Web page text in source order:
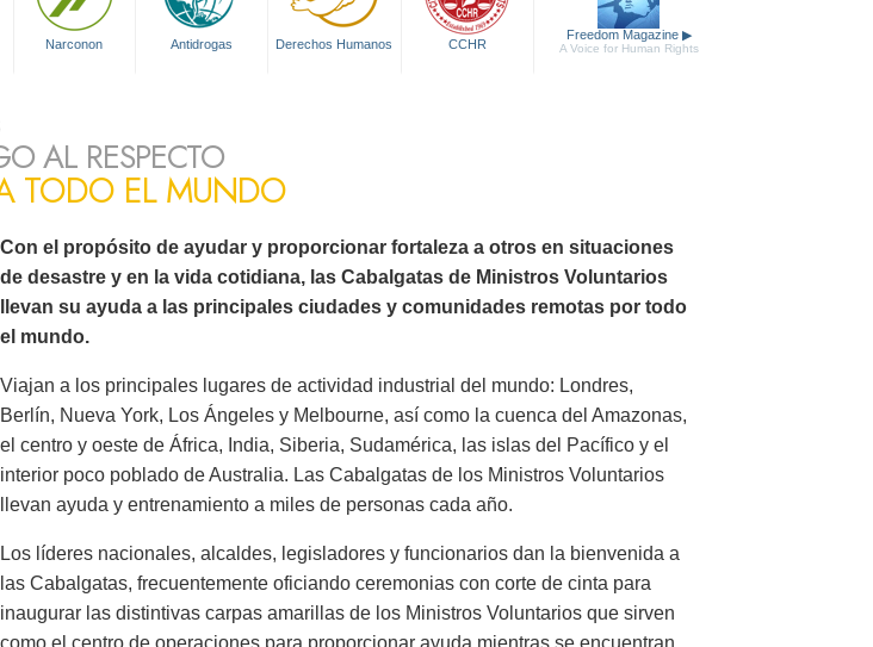
Narconon Antidrogas Derechos Humanos CCHR
Freedom Magazine ▶
A Voice for Human Rights
AL RESPECTO
TODO EL MUNDO
Con el propósito de ayudar y proporcionar fortaleza a otros en situaciones
de desastre y en la vida cotidiana, las Cabalgatas de Ministros Voluntarios
llevan su ayuda a las principales ciudades y comunidades remotas por todo
el mundo.
Viajan a los principales lugares de actividad industrial del mundo: Londres,
Berlín, Nueva York, Los Ángeles y Melbourne, así como la cuenca del Amazonas,
el centro y oeste de África, India, Siberia, Sudamérica, las islas del Pacífico y el
interior poco poblado de Australia. Las Cabalgatas de los Ministros Voluntarios
llevan ayuda y entrenamiento a miles de personas cada año.
Los líderes nacionales, alcaldes, legisladores y funcionarios dan la bienvenida a
las Cabalgatas, frecuentemente oficiando ceremonias con corte de cinta para
inaugurar las distintivas carpas amarillas de los Ministros Voluntarios que sirven
como el centro de operaciones para proporcionar ayuda mientras se encuentran